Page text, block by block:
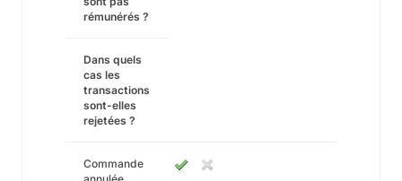
rémunérés ?
Dans quels
cas les
transactions
sont-elles
rejetées ?
Commande